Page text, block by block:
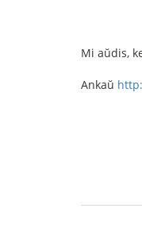
Mi aŭdis,
Ankaŭ